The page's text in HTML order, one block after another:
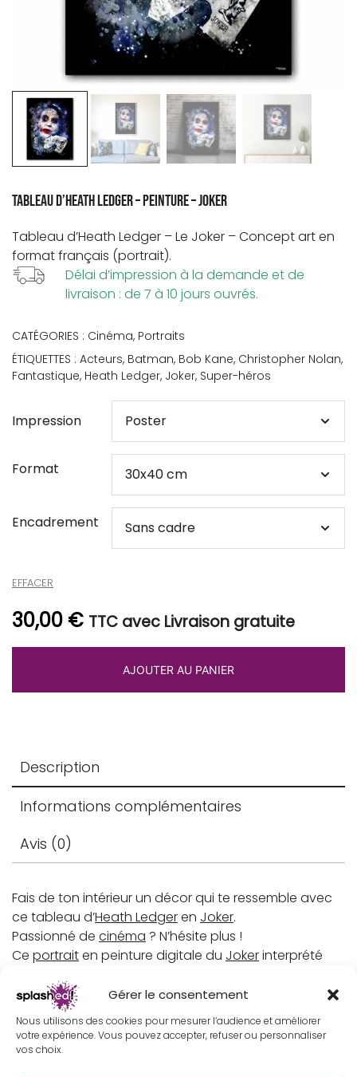
Gérer le consentement
Nous utilisons des cookies pour mesurer l’audience et améliorer
votre expérience. Vous pouvez accepter, refuser ou personnaliser
vos choix.
Tableau d’Heath Ledger – Peinture – Joker
Tableau d’Heath Ledger – Le Joker – Concept art en
format français (portrait).
Délai d’impression à la demande et de
livraison : de 7 à 10 jours ouvrés.
CATÉGORIES : Cinéma, Portraits
ÉTIQUETTES : Acteurs, Batman, Bob Kane, Christopher Nolan,
Fantastique, Heath Ledger, Joker, Super-héros
Impression
Format
Encadrement
EFFACER
30,00 € TTC avec Livraison gratuite
AJOUTER AU PANIER
Description
Informations complémentaires
Avis (0)
Fais de ton intérieur un décor qui te ressemble avec
ce tableau d’Heath Ledgeren Joker.
Passionné de cinéma ? N’hésite plus !
Ce portraiten peinture digitale du Jokerinterprété
(2008 –Christopher Nolan) te comblera.
Batman The Dark Knight, le filmfantastiquequi a
donné à